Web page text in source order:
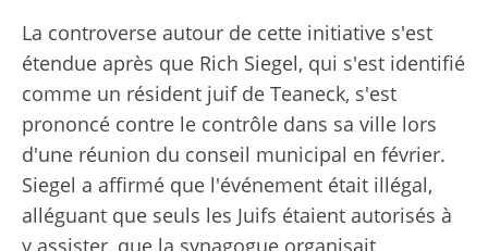
La controverse autour de cette initiative s'est
étendue après que Rich Siegel, qui s'est identifié
comme un résident juif de Teaneck, s'est
prononcé contre le contrôle dans sa ville lors
d'une réunion du conseil municipal en février.
Siegel a affirmé que l'événement était illégal,
alléguant que seuls les Juifs étaient autorisés à
y assister, que la synagogue organisait